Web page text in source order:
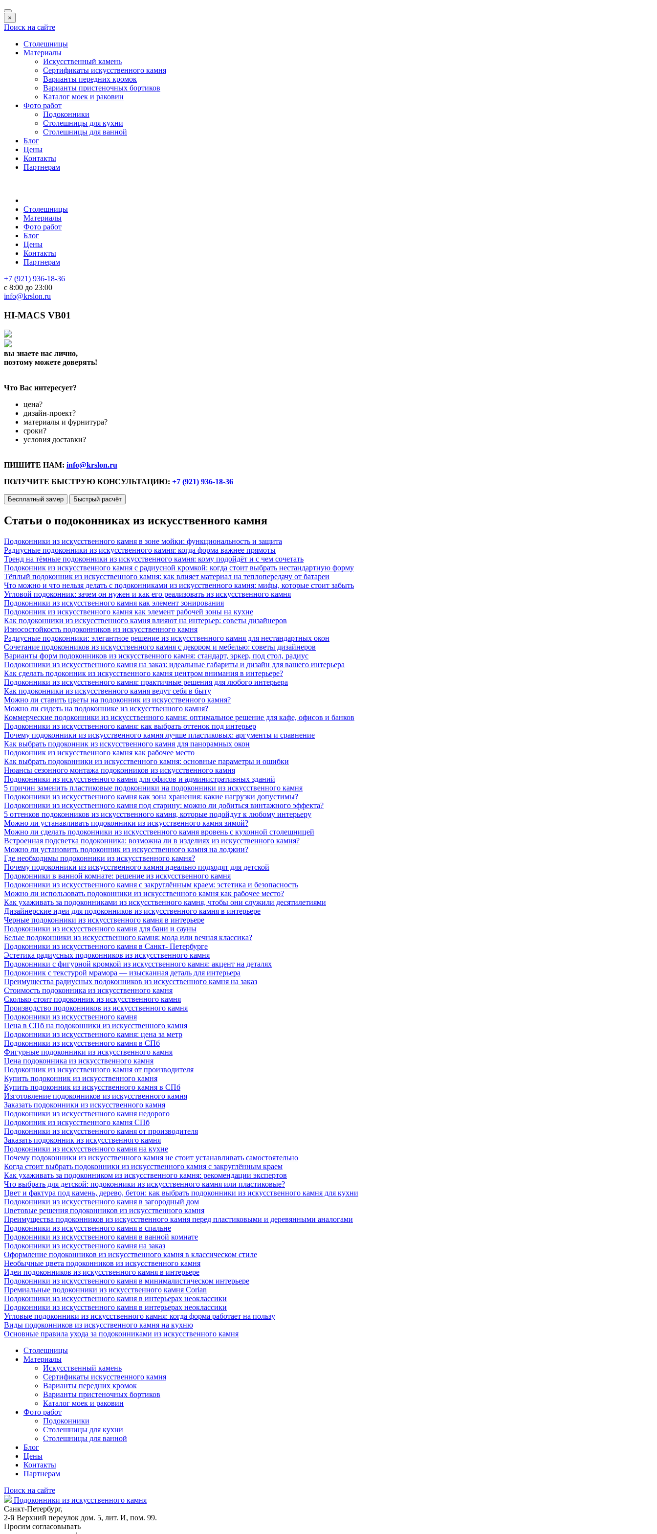
×
Поиск на сайте
Столешницы
Материалы
Искусственный камень
Сертификаты искусственного камня
Варианты передних кромок
Варианты пристеночных бортиков
Каталог моек и раковин
Фото работ
Подоконники
Столешницы для кухни
Столешницы для ванной
Блог
Цены
Контакты
Партнерам
Столешницы
Материалы
Фото работ
Блог
Цены
Контакты
Партнерам
+7 (921) 936-18-36
с 8:00 до 23:00
info@krslon.ru
HI-MACS VB01
вы знаете нас лично,
поэтому можете доверять!
Что Вас интересует?
цена?
дизайн-проект?
материалы и фурнитура?
сроки?
условия доставки?
ПИШИТЕ НАМ: info@krslon.ru
ПОЛУЧИТЕ БЫСТРУЮ КОНСУЛЬТАЦИЮ: +7 (921) 936-18-36
Бесплатный замер Быстрый расчёт
Статьи о подоконниках из искусственного камня
Подоконники из искусственного камня в зоне мойки: функциональность и защита
Радиусные подоконники из искусственного камня: когда форма важнее прямоты
Тренд на тёмные подоконники из искусственного камня: кому подойдёт и с чем сочетать
Подоконник из искусственного камня с радиусной кромкой: когда стоит выбрать нестандартную форму
Тёплый подоконник из искусственного камня: как влияет материал на теплопередачу от батареи
Что можно и что нельзя делать с подоконниками из искусственного камня: мифы, которые стоит забыть
Угловой подоконник: зачем он нужен и как его реализовать из искусственного камня
Подоконники из искусственного камня как элемент зонирования
Подоконник из искусственного камня как элемент рабочей зоны на кухне
Как подоконники из искусственного камня влияют на интерьер: советы дизайнеров
Износостойкость подоконников из искусственного камня
Радиусные подоконники: элегантное решение из искусственного камня для нестандартных окон
Сочетание подоконников из искусственного камня с декором и мебелью: советы дизайнеров
Варианты форм подоконников из искусственного камня: стандарт, эркер, под стол, радиус
Подоконники из искусственного камня на заказ: идеальные габариты и дизайн для вашего интерьера
Как сделать подоконник из искусственного камня центром внимания в интерьере?
Подоконники из искусственного камня: практичные решения для любого интерьера
Как подоконники из искусственного камня ведут себя в быту
Можно ли ставить цветы на подоконник из искусственного камня?
Можно ли сидеть на подоконнике из искусственного камня?
Коммерческие подоконники из искусственного камня: оптимальное решение для кафе, офисов и банков
Подоконники из искусственного камня: как выбрать оттенок под интерьер
Почему подоконники из искусственного камня лучше пластиковых: аргументы и сравнение
Как выбрать подоконник из искусственного камня для панорамных окон
Подоконник из искусственного камня как рабочее место
Как выбрать подоконники из искусственного камня: основные параметры и ошибки
Нюансы сезонного монтажа подоконников из искусственного камня
Подоконники из искусственного камня для офисов и административных зданий
5 причин заменить пластиковые подоконники на подоконники из искусственного камня
Подоконники из искусственного камня как зона хранения: какие нагрузки допустимы?
Подоконники из искусственного камня под старину: можно ли добиться винтажного эффекта?
5 оттенков подоконников из искусственного камня, которые подойдут к любому интерьеру
Можно ли устанавливать подоконники из искусственного камня зимой?
Можно ли сделать подоконники из искусственного камня вровень с кухонной столешницей
Встроенная подсветка подоконника: возможна ли в изделиях из искусственного камня?
Можно ли установить подоконник из искусственного камня на лоджии?
Где необходимы подоконники из искусственного камня?
Почему подоконники из искусственного камня идеально подходят для детской
Подоконники в ванной комнате: решение из искусственного камня
Подоконники из искусственного камня с закруглённым краем: эстетика и безопасность
Можно ли использовать подоконники из искусственного камня как рабочее место?
Как ухаживать за подоконниками из искусственного камня, чтобы они служили десятилетиями
Дизайнерские идеи для подоконников из искусственного камня в интерьере
Черные подоконники из искусственного камня в интерьере
Подоконники из искусственного камня для бани и сауны
Белые подоконники из искусственного камня: мода или вечная классика?
Подоконники из искусственного камня в Санкт- Петербурге
Эстетика радиусных подоконников из искусственного камня
Подоконники с фигурной кромкой из искусственного камня: акцент на деталях
Подоконник с текстурой мрамора — изысканная деталь для интерьера
Преимущества радиусных подоконников из искусственного камня на заказ
Стоимость подоконника из искусственного камня
Сколько стоит подоконник из искусственного камня
Производство подоконников из искусственного камня
Подоконники из искусственного камня
Цена в СПб на подоконники из искусственного камня
Подоконники из искусственного камня: цена за метр
Подоконники из искусственного камня в СПб
Фигурные подоконники из искусственного камня
Цена подоконника из искусственного камня
Подоконник из искусственного камня от производителя
Купить подоконник из искусственного камня
Купить подоконник из искусственного камня в СПб
Изготовление подоконников из искусственного камня
Заказать подоконники из искусственного камня
Подоконники из искусственного камня недорого
Подоконник из искусственного камня СПб
Подоконники из искусственного камня от производителя
Заказать подоконник из искусственного камня
Подоконники из искусственного камня на кухне
Почему подоконники из искусственного камня не стоит устанавливать самостоятельно
Когда стоит выбрать подоконники из искусственного камня с закруглённым краем
Как ухаживать за подоконником из искусственного камня: рекомендации экспертов
Что выбрать для детской: подоконники из искусственного камня или пластиковые?
Цвет и фактура под камень, дерево, бетон: как выбрать подоконники из искусственного камня для кухни
Подоконники из искусственного камня в загородный дом
Цветовые решения подоконников из искусственного камня
Преимущества подоконников из искусственного камня перед пластиковыми и деревянными аналогами
Подоконники из искусственного камня в спальне
Подоконники из искусственного камня в ванной комнате
Подоконники из искусственного камня на заказ
Оформление подоконников из искусственного камня в классическом стиле
Необычные цвета подоконников из искусственного камня
Идеи подоконников из искусственного камня в интерьере
Подоконники из искусственного камня в минималистическом интерьере
Премиальные подоконники из искусственного камня Corian
Подоконники из искусственного камня в интерьерах неоклассики
Подоконники из искусственного камня в интерьерах неоклассики
Угловые подоконники из искусственного камня: когда форма работает на пользу
Виды подоконников из искусственного камня на кухню
Основные правила ухода за подоконниками из искусственного камня
Столешницы
Материалы
Искусственный камень
Сертификаты искусственного камня
Варианты передних кромок
Варианты пристеночных бортиков
Каталог моек и раковин
Фото работ
Подоконники
Столешницы для кухни
Столешницы для ванной
Блог
Цены
Контакты
Партнерам
Поиск на сайте
Подоконники из искусственного камня
Санкт-Петербург,
2-й Верхний переулок дом. 5, лит. И, пом. 99.
Просим согласовывать